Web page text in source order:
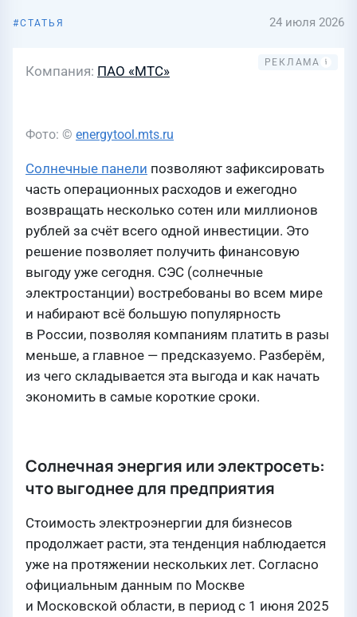
СТАТЬЯ 24 июля 2026
Компания ПАО «МТС»
Фото: © energytool.mts.ru
Солнечные панели позволяют зафиксировать
часть операционных расходов и ежегодно
возвращать несколько сотен или миллионов
рублей за счёт всего одной инвестиции. Это
решение позволяет получить финансовую
выгоду уже сегодня. СЭС (солнечные
электростанции) востребованы во всем мире
и набирают всё большую популярность
в России, позволяя компаниям платить в разы
меньше, а главное — предсказуемо. Разберём,
из чего складывается эта выгода и как начать
экономить в самые короткие сроки.
Солнечная энергия или электросеть:
что выгоднее для предприятия
Стоимость электроэнергии для бизнесов
продолжает расти, эта тенденция наблюдается
уже на протяжении нескольких лет. Согласно
официальным данным по Москве
и Московской области, в период с 1 июня 2025